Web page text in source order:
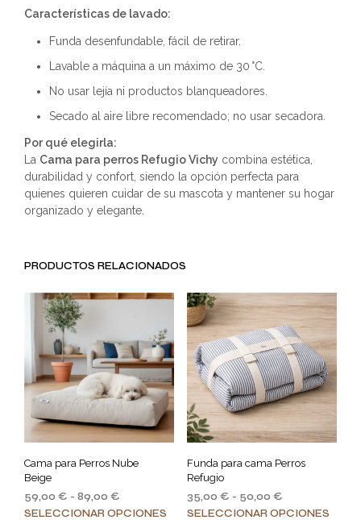
Características de lavado:
Funda desenfundable, fácil de retirar.
Lavable a máquina a un máximo de 30 °C.
No usar lejía ni productos blanqueadores.
Secado al aire libre recomendado; no usar secadora.
Por qué elegirla:
La Cama para perros Refugio Vichy combina estética,
durabilidad y confort, siendo la opción perfecta para
quienes quieren cuidar de su mascota y mantener su hogar
organizado y elegante.
PRODUCTOS RELACIONADOS
Cama para Perros Nube
Beige
59,00 € - 89,00 €
de
SELECCIONAR OPCIONES
Este
Funda para cama Perros
Refugio
35,00 € - 50,00 €Rango
de
SELECCIONAR OPCIONES